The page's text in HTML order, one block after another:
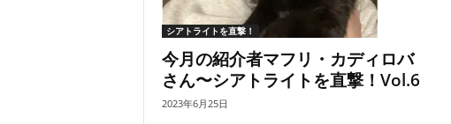
シアトライトを直撃！
今月の紹介者マフリ・カディロバ
さん〜シアトライトを直撃！Vol.6
2023年6月25日